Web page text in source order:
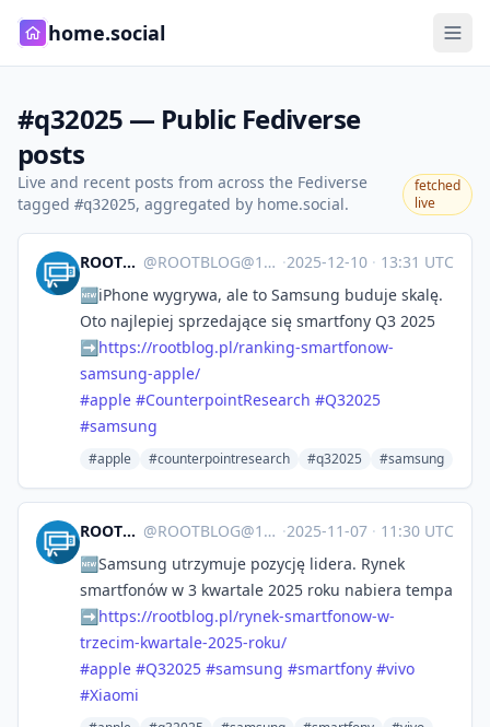
home.social
#q32025 — Public Fediverse
posts
Live and recent posts from across the Fediverse
tagged #q32025, aggregated by home.social.
fetched
live
ROOTBLOG @ROOTBLOG@101010.pl ·2025-12-10 · 13:31 UTC
🆕iPhone wygrywa, ale to Samsung buduje skalę.
Oto najlepiej sprzedające się smartfony Q3 2025
➡️https://rootblog.pl/ranking-smartfonow-
samsung-apple/
#apple #CounterpointResearch #Q32025
#samsung
#apple #counterpointresearch #q32025 #samsung
ROOTBLOG @ROOTBLOG@101010.pl ·2025-11-07 · 11:30 UTC
🆕Samsung utrzymuje pozycję lidera. Rynek
smartfonów w 3 kwartale 2025 roku nabiera tempa
➡️https://rootblog.pl/rynek-smartfonow-w-
trzecim-kwartale-2025-roku/
#apple #Q32025 #samsung #smartfony #vivo
#Xiaomi